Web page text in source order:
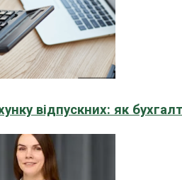
відпускних: як